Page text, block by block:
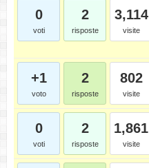
0
voti
2
risposte
3,114
visite
+1
voto
2
risposte
802
visite
0
voti
2
risposte
1,861
visite